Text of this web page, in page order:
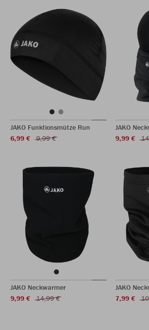
JAKO Funktionsmütze Run
6,99 €
9,99 €
JAKO
9,99 €
JAKO Neckwarmer
9,99 €
14,99 €
JAKO
7,99 €